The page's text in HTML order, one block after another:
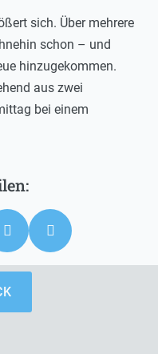
sich. Über mehrere
schon – und
hinzugekommen.
aus zwei
bei einem